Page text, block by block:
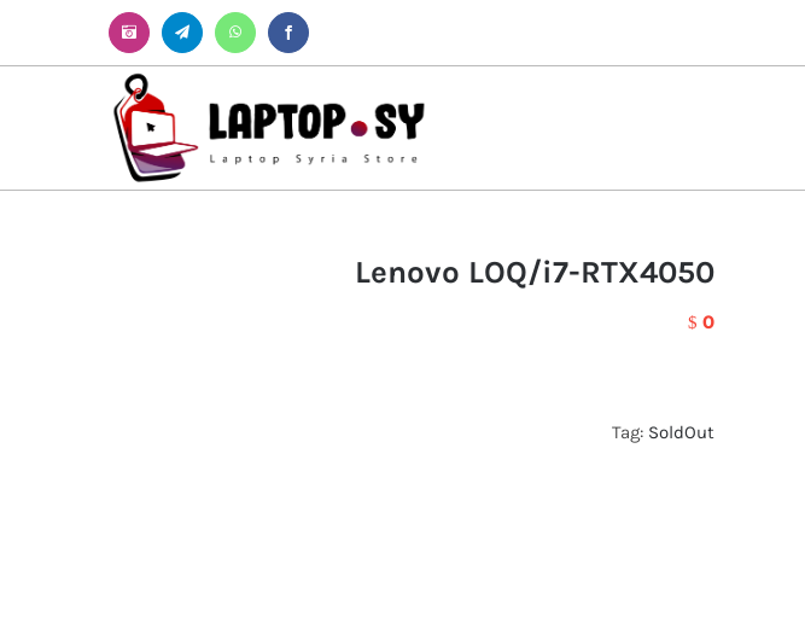
Facebook
WhatsApp
Telegram
Instagram
Lenovo LOQ/i7-RTX4050
$ 0
Tag: SoldOut